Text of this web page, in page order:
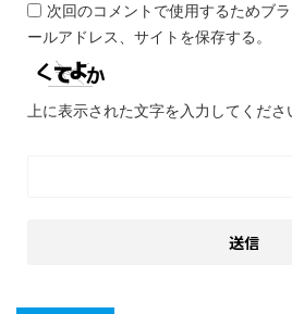
次回のコメントで使用するためブ
ールアドレス、サイトを保存する。
上に表示された文字を入力してくださ